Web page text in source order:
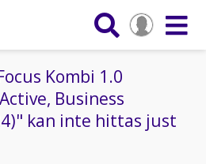
Kombi 1.0
Business
kan inte hittas just